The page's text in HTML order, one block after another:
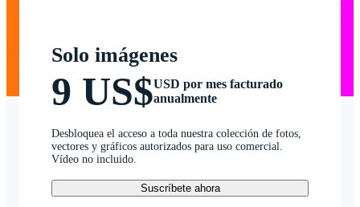
Solo imágenes
9 US$USD por mes facturado
anualmente
Desbloquea el acceso a toda nuestra colección de fotos,
vectores y gráficos autorizados para uso comercial.
Vídeo no incluido.
Suscríbete ahora